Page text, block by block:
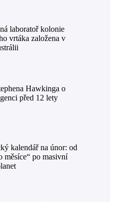
laboratoř kolonie
vrtáka založena v
Hawkinga o
před 12 lety
kalendář na únor: od
měsíce“ po masivní